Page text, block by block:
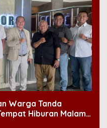
Warga Tanda
Hiburan Malam